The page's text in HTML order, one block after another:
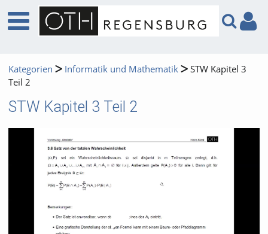
Kategorien Informatik und Mathematik
STW Kapitel 3
Teil 2
STW Kapitel 3 Teil 2